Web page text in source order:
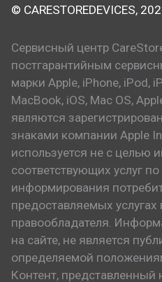
© CARESTOREDEVICES,
Сервисный центр
постгарантийным
марки Apple, iPhone, iPod,
MacBook, iOS, Mac OS,
являются
знаками компании Apple
используется не с целью
соответствующих услуг
информирования
предоставляемых
правообладателя.
на сайте, не является
определяемой
Контент, представленный